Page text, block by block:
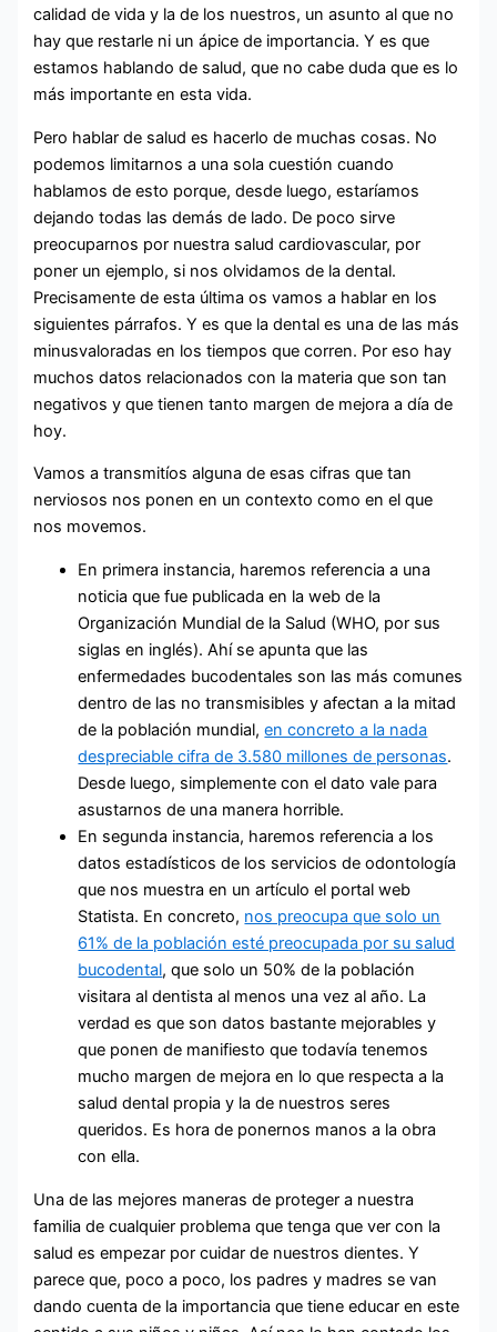
calidad de vida y la de los nuestros, un asunto al que no
hay que restarle ni un ápice de importancia. Y es que
estamos hablando de salud, que no cabe duda que es lo
más importante en esta vida.
Pero hablar de salud es hacerlo de muchas cosas. No
podemos limitarnos a una sola cuestión cuando
hablamos de esto porque, desde luego, estaríamos
dejando todas las demás de lado. De poco sirve
preocuparnos por nuestra salud cardiovascular, por
poner un ejemplo, si nos olvidamos de la dental.
Precisamente de esta última os vamos a hablar en los
siguientes párrafos. Y es que la dental es una de las más
minusvaloradas en los tiempos que corren. Por eso hay
muchos datos relacionados con la materia que son tan
negativos y que tienen tanto margen de mejora a día de
hoy.
Vamos a transmitíos alguna de esas cifras que tan
nerviosos nos ponen en un contexto como en el que
nos movemos.
En primera instancia, haremos referencia a una
noticia que fue publicada en la web de la
Organización Mundial de la Salud (WHO, por sus
siglas en inglés). Ahí se apunta que las
enfermedades bucodentales son las más comunes
dentro de las no transmisibles y afectan a la mitad
de la población mundial,en concreto a la nada
despreciable cifra de 3.580 millones de personas.
Desde luego, simplemente con el dato vale para
asustarnos de una manera horrible.
En segunda instancia, haremos referencia a los
datos estadísticos de los servicios de odontología
que nos muestra en un artículo el portal web
Statista. En concreto, nos preocupa que solo un
61% de la población esté preocupada por su salud
bucodental, que solo un 50% de la población
visitara al dentista al menos una vez al año. La
verdad es que son datos bastante mejorables y
que ponen de manifiesto que todavía tenemos
mucho margen de mejora en lo que respecta a la
salud dental propia y la de nuestros seres
queridos. Es hora de ponernos manos a la obra
con ella.
Una de las mejores maneras de proteger a nuestra
familia de cualquier problema que tenga que ver con la
salud es empezar por cuidar de nuestros dientes. Y
parece que, poco a poco, los padres y madres se van
dando cuenta de la importancia que tiene educar en este